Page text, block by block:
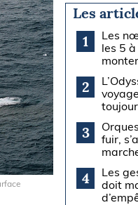
Les
1
Les
les 5
2
3
fuir,
4
Les
doit